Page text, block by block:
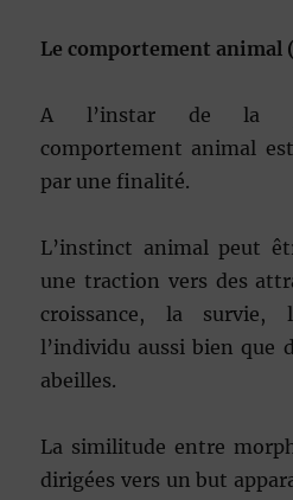
Le comportement animal
A l’instar de la
comportement animal
par une finalité.
L’instinct animal peut
une traction vers des
croissance, la survie,
l’individu aussi bien que
abeilles.
La similitude entre
dirigées vers un but